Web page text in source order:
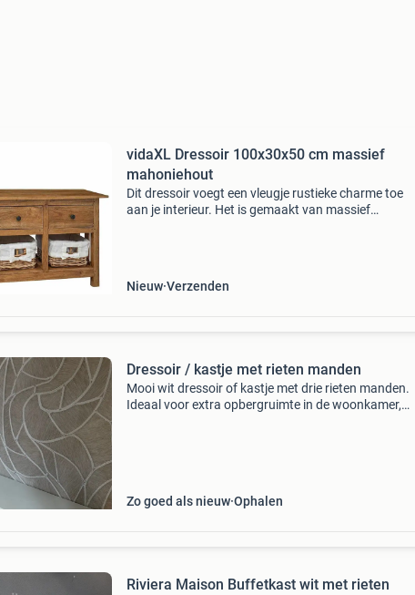
vidaXL Dressoir 100x30x50 cm massief
mahoniehout
Dit dressoir voegt een vleugje rustieke charme toe
aan je interieur. Het is gemaakt van massief
Nieuw Verzenden
Dressoir / kastje met rieten manden
Mooi wit dressoir of kastje met drie rieten manden.
Ideaal voor extra opbergruimte in de woonkamer,
Zo goed als nieuw Ophalen
Riviera Maison Buffetkast wit met rieten